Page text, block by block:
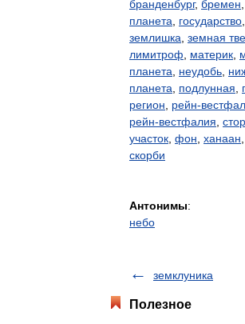
бранденбург, бремен
планета
государство
землишка земная
лимитроф
материк
планета
неудобь
планета
подлунная
регион
рейн-
рейн-вестфалия
участок фон ханаан
скорби
Антонимы:
небо
земклуника
Полезное